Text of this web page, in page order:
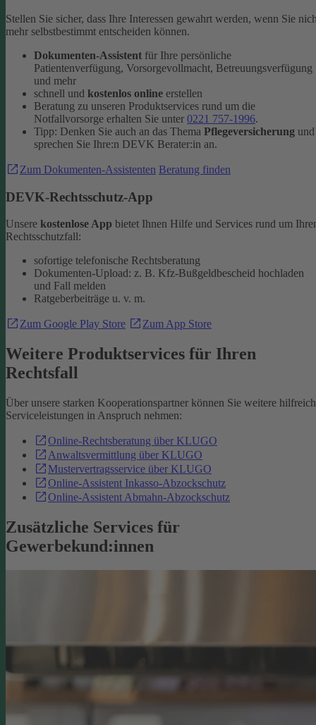
Stellen Sie sicher, dass Ihre Interessen gewahrt werden, wenn Sie
mehr selbstbestimmt entscheiden können.
Dokumenten-Assistent für Ihre persönliche
Patientenverfügung, Vorsorgevollmacht, Betreuungsverfügung
und mehr
schnell und kostenlos online erstellen
Beratung zu unseren Produktservices rund um die
Notfallvorsorge erhalten Sie unter 0221 757-1996.
Tipp: Denken Sie auch an das Thema Pflegeversicherung und
sprechen Sie Ihre:n DEVK Berater:in an.
Zum Dokumenten-Assistenten Beratung finden
DEVK-Rechtsschutz-App
Unsere kostenlose App bietet Ihnen Hilfe und Services rund um
Rechtsschutzfall:
sofortige telefonische Rechtsberatung
Dokumenten-Upload: z. B. Kfz-Bußgeldbescheid hochladen
und Fall melden
Ratgeberbeiträge u. v. m.
Zum Google Play Store Zum App Store
Weitere Produktservices für Ihren
Rechtsfall
Über unsere starken Kooperationspartner können Sie weitere
Serviceleistungen in Anspruch nehmen:
Online-Rechtsberatung über KLUGO
Anwaltsvermittlung über KLUGO
Mustervertragsservice über KLUGO
Online-Assistent Inkasso-Abzockschutz
Online-Assistent Abmahn-Abzockschutz
Zusätzliche Services für
Gewerbekund:innen